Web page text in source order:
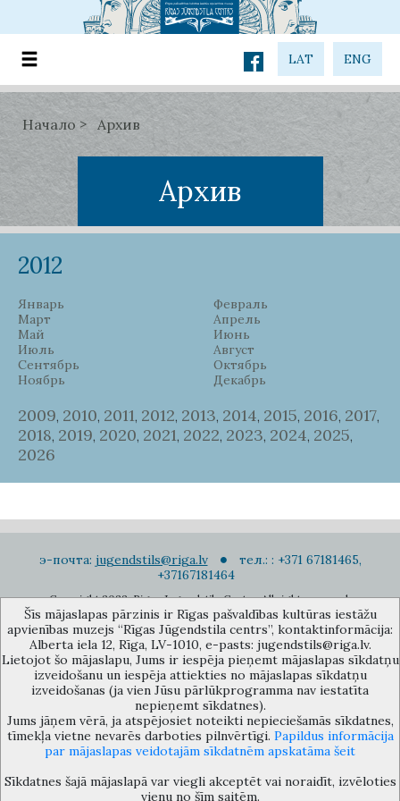
LAT ENG
Начало Архив
Архив
2012
Январь
Февраль
Март
Апрель
Май
Июнь
Июль
Август
Сентябрь
Октябрь
Ноябрь
Декабрь
2009, 2010, 2011, 2012, 2013, 2014, 2015, 2016, 2017,
2018, 2019, 2020, 2021, 2022, 2023, 2024, 2025,
2026
э-почта: jugendstils@riga.lv
тел.: : +371 67181465,
+37167181464
Copyright 2022. Rigas Jugendstila Centrs. All right reserved.
Подписаться на новости
Музей объединения культурных учереждений Рижского
самоуправления «Рижский центр югендстиля», улица Альберта 12,
Рига, LV 1010, Латвия (дверной код: 12), jugendstils@riga.lv
Šīs mājaslapas pārzinis ir Rīgas pašvaldības kultūras iestāžu
apvienības muzejs “Rīgas Jūgendstila centrs”, kontaktinformācija:
Alberta iela 12, Rīga, LV-1010, e-pasts: jugendstils@riga.lv.
Lietojot šo mājaslapu, Jums ir iespēja pieņemt mājaslapas sīkdatņu
izveidošanu un iespēja attiekties no mājaslapas sīkdatņu
izveidošanas (ja vien Jūsu pārlūkprogramma nav iestatīta
nepieņemt sīkdatnes).
Jums jāņem vērā, ja atspējosiet noteikti nepieciešamās sīkdatnes,
tīmekļa vietne nevarēs darboties pilnvērtīgi. Papildus informācija
par mājaslapas veidotajām sīkdatnēm apskatāma šeit
Sīkdatnes šajā mājaslapā var viegli akceptēt vai noraidīt, izvēloties
vienu no šīm saitēm.